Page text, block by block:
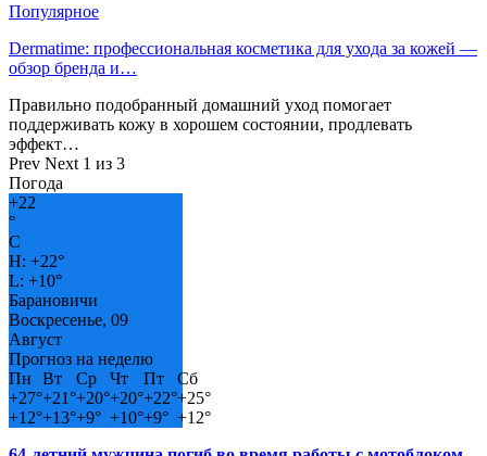
Популярное
Dermatime: профессиональная косметика для ухода за кожей —
обзор бренда и…
Правильно подобранный домашний уход помогает
поддерживать кожу в хорошем состоянии, продлевать
эффект…
Prev Next 1 из 3
Погода
+22
°
C
H: +22°
L: +10°
Барановичи
Воскресенье, 09
Август
Прогноз на неделю
Пн
Вт Ср Чт Пт
Сб
+27°+21°+20°+20°+22°+25°
+12°+13°+9° +10°+9° +12°